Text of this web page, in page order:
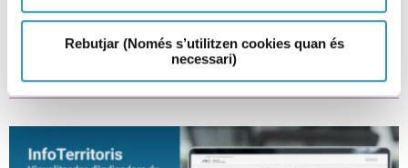
Rebutjar (Només s’utilitzen cookies quan és
necessari)
ENTORNS